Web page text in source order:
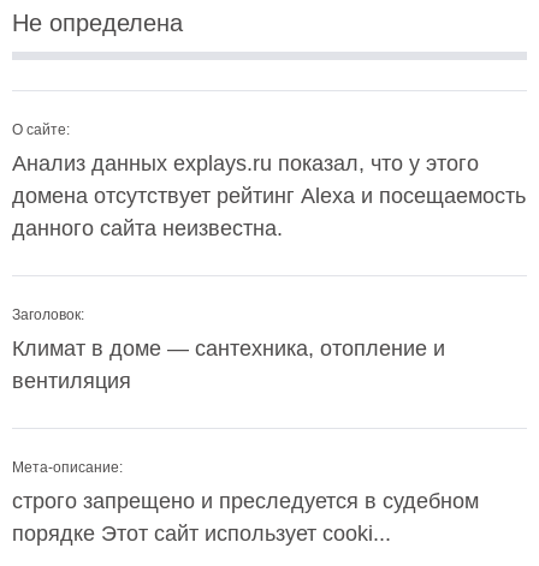
Не определена
О сайте:
Анализ данных explays.ru показал, что у этого
домена отсутствует рейтинг Alexa и посещаемость
данного сайта неизвестна.
Заголовок:
Климат в доме — сантехника, отопление и
вентиляция
Мета-описание:
строго запрещено и преследуется в судебном
порядке Этот сайт использует cooki...